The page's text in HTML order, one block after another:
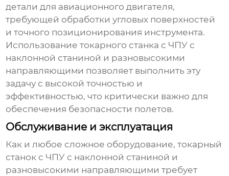
детали для авиационного двигателя,
требующей обработки угловых поверхностей
и точного позиционирования инструмента.
Использованиетокарного станка с ЧПУ с
наклонной станиной и разновысокими
направляющими позволяет выполнить эту
задачу с высокой точностью и
эффективностью, что критически важно для
обеспечения безопасности полетов.
Обслуживание и эксплуатация
Как и любое сложное оборудование,токарный
станок с ЧПУ с наклонной станиной и
разновысокими направляющими требует